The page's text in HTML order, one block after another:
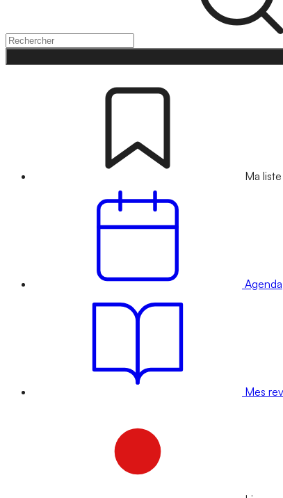
Ma
Agenda
Mes